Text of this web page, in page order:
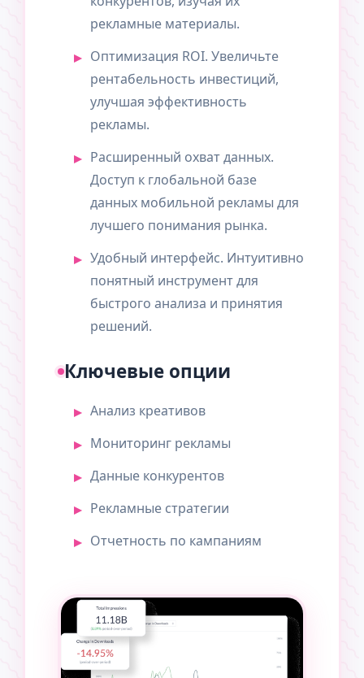
рекламные материалы.
Оптимизация ROI. Увеличьте
рентабельность инвестиций,
улучшая эффективность
рекламы.
Расширенный охват данных.
Доступ к глобальной базе
данных мобильной рекламы для
лучшего понимания рынка.
Удобный интерфейс. Интуитивно
понятный инструмент для
быстрого анализа и принятия
решений.
Ключевые опции
Анализ креативов
Мониторинг рекламы
Данные конкурентов
Рекламные стратегии
Отчетность по кампаниям